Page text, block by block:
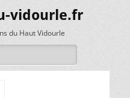
vidourle.fr
du Haut Vidourle